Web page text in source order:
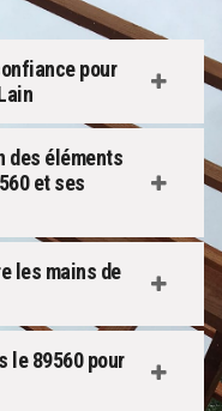
pour
des éléments
et ses
les mains de
le 89560 pour